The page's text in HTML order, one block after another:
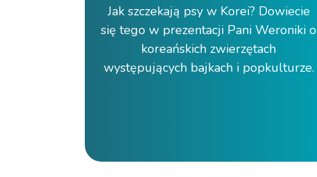
Jak szczekają psy w Korei? Dowiecie
się tego w prezentacji Pani Weroniki o
koreańskich zwierzętach
występujących bajkach i popkulturze.